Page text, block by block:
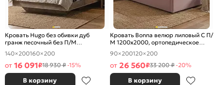
Кровать Hugo без обивки дуб
гранж песочный без П/М
1400x2000, изголовье жесткое
140×200160×200
от 16 091₽18 930 ₽-15%
В корзину
Кровать Bonna велюр лиловый С П/
М 1200x2000, ортопедическое
основание, изголовье мягкое
90×200120×200
от 26 560₽33 200 ₽-20%
В корзину